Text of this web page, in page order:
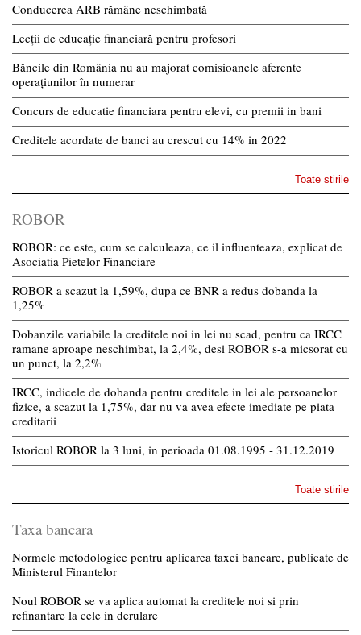
Conducerea ARB rămâne neschimbată
Lecții de educație financiară pentru profesori
Băncile din România nu au majorat comisioanele aferente
operațiunilor în numerar
Concurs de educatie financiara pentru elevi, cu premii in bani
Creditele acordate de banci au crescut cu 14% in 2022
Toate stirile
ROBOR
ROBOR: ce este, cum se calculeaza, ce il influenteaza, explicat de
Asociatia Pietelor Financiare
ROBOR a scazut la 1,59%, dupa ce BNR a redus dobanda la
1,25%
Dobanzile variabile la creditele noi in lei nu scad, pentru ca IRCC
ramane aproape neschimbat, la 2,4%, desi ROBOR s-a micsorat cu
un punct, la 2,2%
IRCC, indicele de dobanda pentru creditele in lei ale persoanelor
fizice, a scazut la 1,75%, dar nu va avea efecte imediate pe piata
creditarii
Istoricul ROBOR la 3 luni, in perioada 01.08.1995 - 31.12.2019
Toate stirile
Taxa bancara
Normele metodologice pentru aplicarea taxei bancare, publicate de
Ministerul Finantelor
Noul ROBOR se va aplica automat la creditele noi si prin
refinantare la cele in derulare